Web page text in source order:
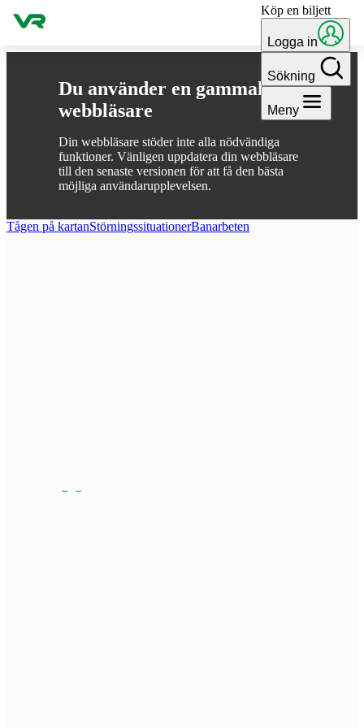
Du använder en gammal
webbläsare
Din webbläsare stöder inte alla nödvändiga
funktioner. Vänligen uppdatera din webbläsare
till den senaste versionen för att få den bästa
möjliga användarupplevelsen.
Gå till innehållet Köp en biljett
Logga in
Sökning
Meny
Tågen på kartanStörnings­situationerBan­arbeten